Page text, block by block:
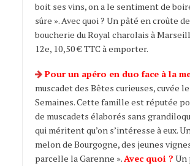
boit ses vins, on a le sentiment de
sûre ». Avec quoi ? Un pâté en croûte
boucherie du Royal charolais à
12e, 10,50 € TTC à emporter.
Pour un apéro en duo face à la
muscadet des Bêtes curieuses, cuvée
Semaines. Cette famille est réputée
de muscadets élaborés sans
qui méritent qu’on s’intéresse à eux.
melon de Bourgogne, des jeunes
parcelle la Garenne ».Avec quoi ? Un